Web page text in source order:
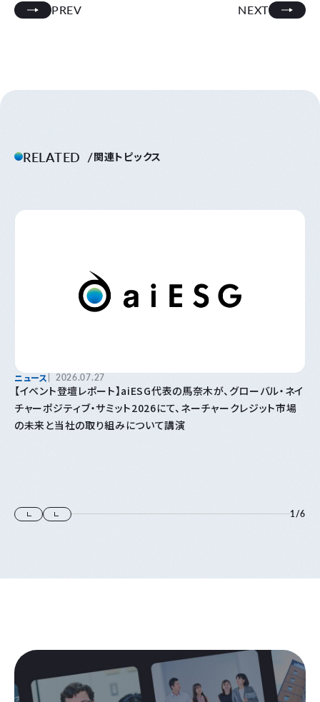
PREV NEXT
RELATED 関連トピックス
ニュース 2026.07.27
【イベント登壇レポート】aiESG代表の馬奈木が、グローバル・ネイ
チャーポジティブ・サミット2026にて、ネーチャークレジット市場
の未来と当社の取り組みについて講演
1/6